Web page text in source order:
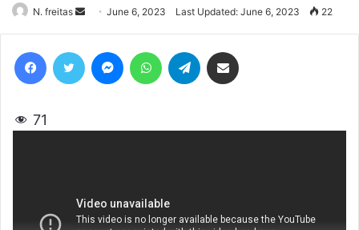
N. freitas
Send
an
email
June 6, 2023 Last Updated: June 6, 2023 22
71